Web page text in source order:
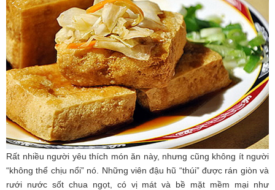
Rất nhiều người yêu thích món ăn này, nhưng cũng không ít người
“không thể chịu nổi” nó. Những viên đậu hũ “thúi” được rán giòn và
rưới nước sốt chua ngọt, có vị mát và bề mặt mềm mại như